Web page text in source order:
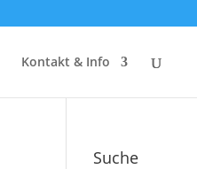
Kontakt & Info
Suche